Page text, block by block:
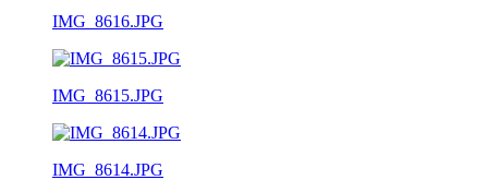
IMG_8616.JPG
IMG_8615.JPG
IMG_8614.JPG